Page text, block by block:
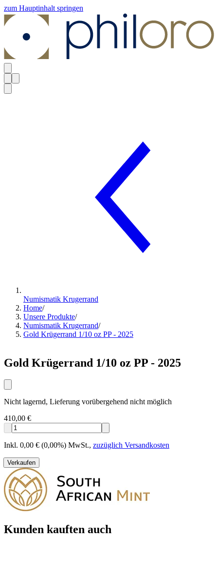
zum Hauptinhalt springen
Numismatik Krugerrand
Home/
Unsere Produkte/
Numismatik Krugerrand/
Gold Krügerrand 1/10 oz PP - 2025
Gold Krügerrand 1/10 oz PP - 2025
Nicht lagernd, Lieferung vorübergehend nicht möglich
410,00 €
Inkl. 0,00 € (0,00%) MwSt., zuzüglich Versandkosten
Verkaufen
Kunden kauften auch